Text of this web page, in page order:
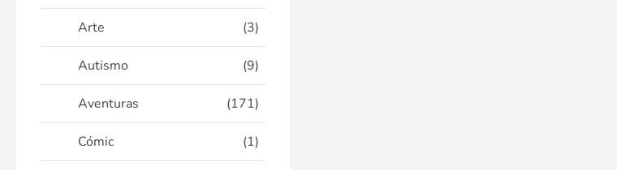
Arte (3)
Autismo (9)
Aventuras (171)
Cómic (1)